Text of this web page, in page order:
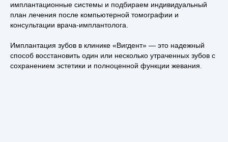
имплантационные системы и подбираем индивидуальный
план лечения после компьютерной томографии и
консультации врача-имплантолога.
Имплантация зубов в клинике «Вигдент» — это надежный
способ восстановить один или несколько утраченных зубов с
сохранением эстетики и полноценной функции жевания.